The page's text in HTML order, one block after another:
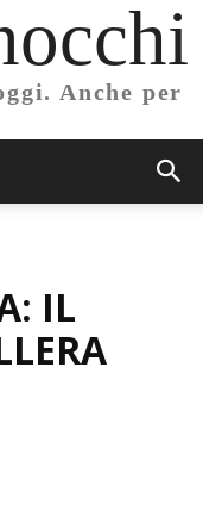
Anche per
IL